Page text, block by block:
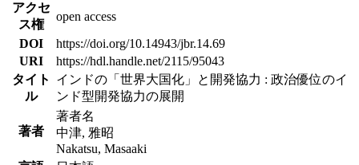
アクセ
ス権
open access
DOI
https://doi.org/10.14943/jbr.14.69
URI
https://hdl.handle.net/2115/95043
タイト
ル
インドの「世界大国化」と開発協力 : 政治優位のイ
ンド型開発協力の展開
著者
著者名
中津, 雅昭
Nakatsu, Masaaki